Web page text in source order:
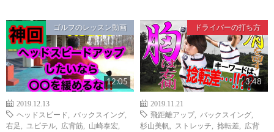
ゴルフのレッスン動画
12:05
2019.12.13
ヘッドスピード
バックスイング
右足
ユピテル 広背筋 山崎泰宏
ドライバーの打ち方
3:48
2019.11.21
飛距離アップ, バックスイング
杉山美帆
ストレッチ 捻転差
広背